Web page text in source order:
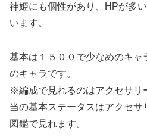
神姫にも個性があり、HPが多
います。
基本は１５００で少なめのキャ
のキャラです。
※編成で見れるのはアクセサリ
当の基本ステータスはアクセ
図鑑で見れます。